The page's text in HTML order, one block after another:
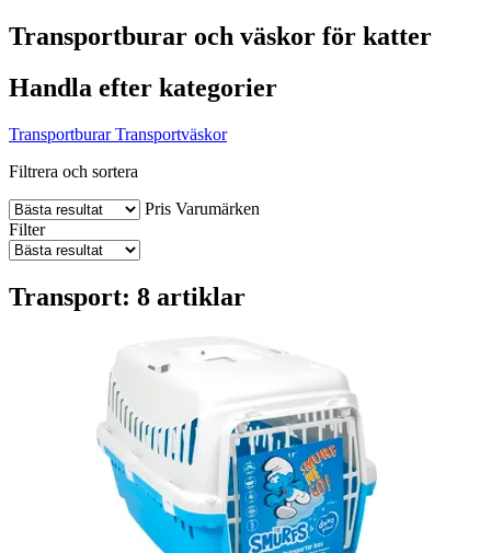
Transportburar och väskor för katter
Handla efter kategorier
Transportburar Transportväskor
Filtrera och sortera
Pris Varumärken
Filter
Transport: 8 artiklar